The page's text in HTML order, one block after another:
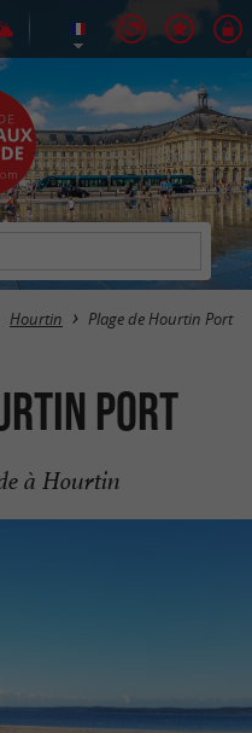
Hourtin Plage de Hourtin Port
Port
à Hourtin